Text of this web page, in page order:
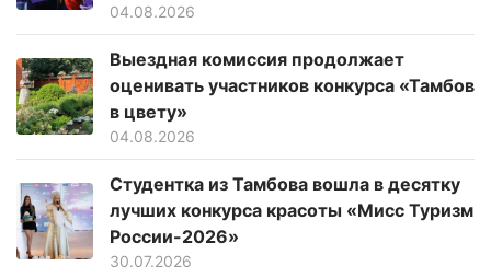
04.08.2026
Выездная комиссия продолжает
оценивать участников конкурса «Тамбов
в цвету»
04.08.2026
Студентка из Тамбова вошла в десятку
лучших конкурса красоты «Мисс Туризм
России-2026»
30.07.2026